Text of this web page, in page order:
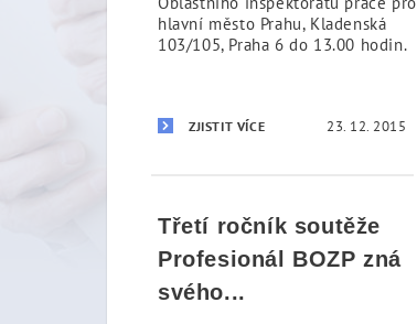
hlavní město Prahu, Kladenská
103/105, Praha 6 do 13.00 hodin.
ZJISTIT VÍCE 23. 12. 2015
Třetí ročník soutěže
Profesionál BOZP zná
svého...